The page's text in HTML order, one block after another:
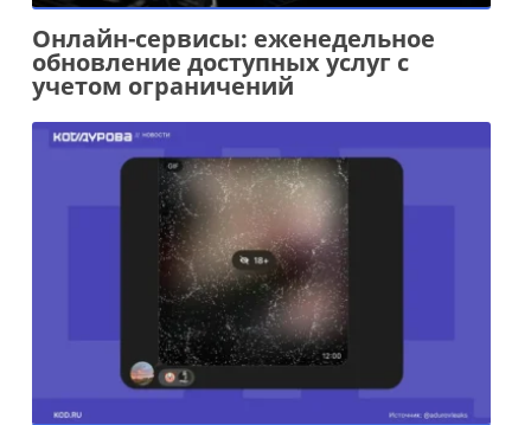
Онлайн-сервисы: еженедельное
обновление доступных услуг с
учетом ограничений